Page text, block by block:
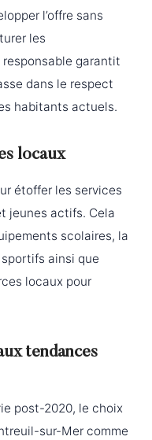
l’offre sans
les
garantit
dans le respect
habitants actuels.
locaux
étoffer les services
jeunes actifs. Cela
scolaires, la
ainsi que
locaux pour
tendances
post-2020, le choix
sur-Mer comme